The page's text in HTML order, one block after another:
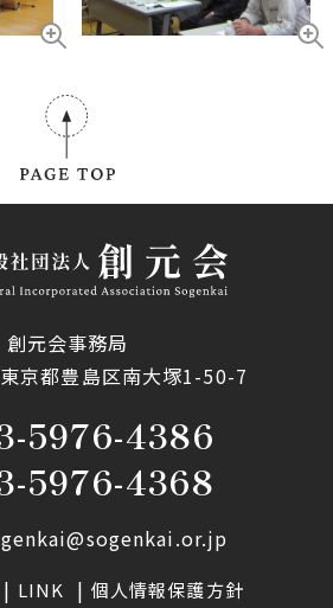
創元会事務局
京都豊島区南大塚1-50-7
5976-4386
5976-4368
LINK 個人情報保護方針